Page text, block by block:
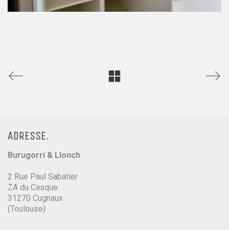
ADRESSE.
Burugorri & Llonch
2 Rue Paul Sabatier
ZA du Casque
31270 Cugnaux
(Toulouse)